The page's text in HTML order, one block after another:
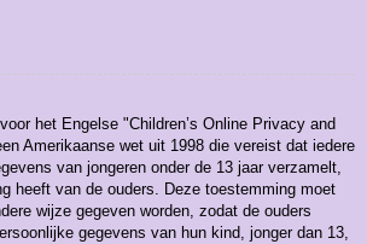
het Engelse "Children’s Online Privacy and
Amerikaanse wet uit 1998 die vereist dat iedere
van jongeren onder de 13 jaar verzamelt,
heeft van de ouders. Deze toestemming moet
wijze gegeven worden, zodat de ouders
gegevens van hun kind, jonger dan 13,